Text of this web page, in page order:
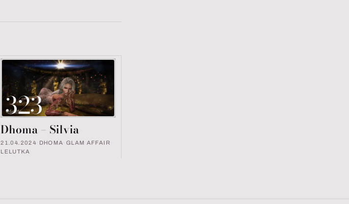
323
Dhoma – Silvia
21.04.2024 DHOMA GLAM AFFAIR
LELUTKA